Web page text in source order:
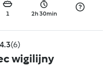
1 2h 30min
4.3(6)
wigilijny